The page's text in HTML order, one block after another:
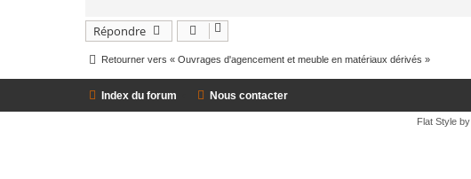
Répondre
Retourner vers « Ouvrages d'agencement et meuble en matériaux dérivés »
Index du forum Nous contacter
Flat Style by